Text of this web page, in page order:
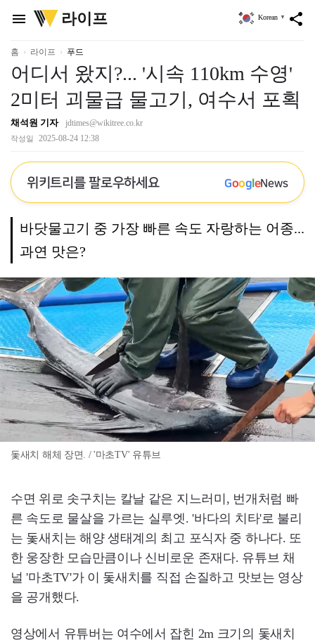
menu
위
키
리
라이프 share
Korean ▼
홈 라이프 푸드
어디서 왔지?... '시속 110km 수영'
2미터 괴물급 물고기, 여수서 포획
채석원 기자 jdtimes@wikitree.co.kr
작성일 2025-08-24 12:38
위키트리를 팔로우하세요 GoogleNews
바닷물고기 중 가장 빠른 속도 자랑하는 어종...
과연 맛은?
돛새치 해체 장면. / '마초TV' 유튜브
수면 위로 솟구치는 칼날 같은 지느러미, 번개처럼 빠
른 속도로 물살을 가르는 실루엣. '바다의 치타'로 불리
는 돛새치는 해양 생태계의 최고 포식자 중 하나다. 또
한 웅장한 모습만큼이나 신비로운 존재다. 유튜브 채
널 '마초TV'가 이 돛새치를 직접 손질하고 맛보는 영상
을 공개했다.
영상에서 유튜버는 여수에서 잡힌 2m 크기의 돛새치